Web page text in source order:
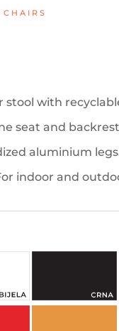
stool with
seat and
aluminium
indoor and